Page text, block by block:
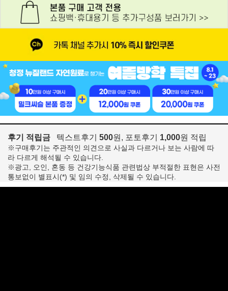
후기 적립금 텍스트후기 500원, 포토후기 1,000원 적립
※구매후기는 주관적인 의견으로 사실과 다르거나 보는 사람에 따
라 다르게 해석될 수 있습니다.
※광고, 오인, 혼동 등 건강기능식품 관련법상 부적절한 표현은 사전
통보없이 별표시(*) 및 임의 수정, 삭제될 수 있습니다.